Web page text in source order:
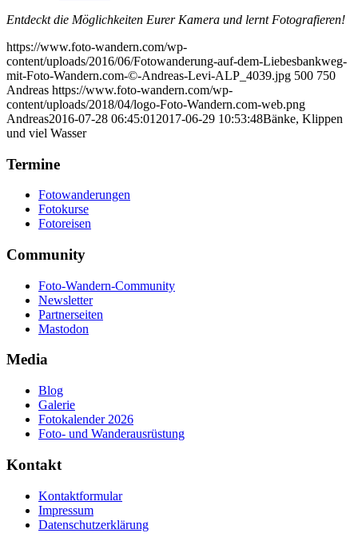
Entdeckt die Möglichkeiten Eurer Kamera und lernt Fotografieren!
https://www.foto-wandern.com/wp-
content/uploads/2016/06/Fotowanderung-auf-dem-Liebesbankweg-
mit-Foto-Wandern.com-©-Andreas-Levi-ALP_4039.jpg 500 750
Andreas https://www.foto-wandern.com/wp-
content/uploads/2018/04/logo-Foto-Wandern.com-web.png
Andreas2016-07-28 06:45:01 2017-06-29 10:53:48Bänke, Klippen
und viel Wasser
Termine
Fotowanderungen
Fotokurse
Fotoreisen
Community
Foto-Wandern-Community
Newsletter
Partnerseiten
Mastodon
Media
Blog
Galerie
Fotokalender 2026
Foto- und Wanderausrüstung
Kontakt
Kontaktformular
Impressum
Datenschutzerklärung